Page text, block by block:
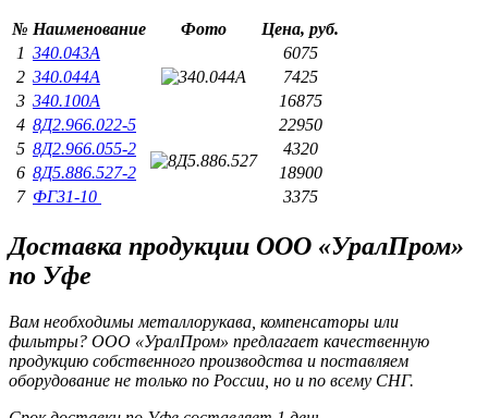
№ Наименование Фото
Цена, руб.
1 340.043А
6075
2 340.044А
7425
3 340.100А
16875
4 8Д2.966.022-5
22950
5 8Д2.966.055-2
4320
6 8Д5.886.527-2
18900
7 ФГ31-10 3375
Доставка продукции ООО «УралПром»
по Уфе
Вам необходимы металлорукава, компенсаторы или
фильтры? ООО «УралПром» предлагает качественную
продукцию собственного производства и поставляем
оборудование не только по России, но и по всему СНГ.